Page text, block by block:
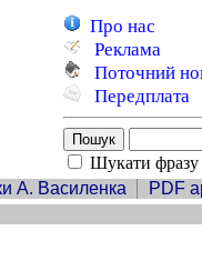
Про нас
Реклама
Поточний
Передплата
Шукати фразу
А. Василенка
PDF